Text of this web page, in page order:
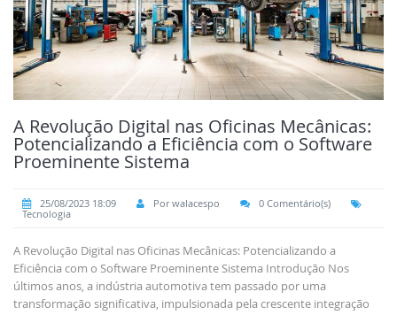
A Revolução Digital nas Oficinas Mecânicas:
Potencializando a Eficiência com o Software
Proeminente Sistema
25/08/2023 18:09 Por walacespo
0 Comentário(s)
Tecnologia
A Revolução Digital nas Oficinas Mecânicas: Potencializando a
Eficiência com o Software Proeminente Sistema Introdução Nos
últimos anos, a indústria automotiva tem passado por uma
transformação significativa, impulsionada pela crescente integração